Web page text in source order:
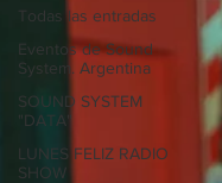
Todas las entradas
Eventos de Sound
System. Argentina
SOUND SYSTEM
"DATA"
LUNES FELIZ RADIO
SHOW